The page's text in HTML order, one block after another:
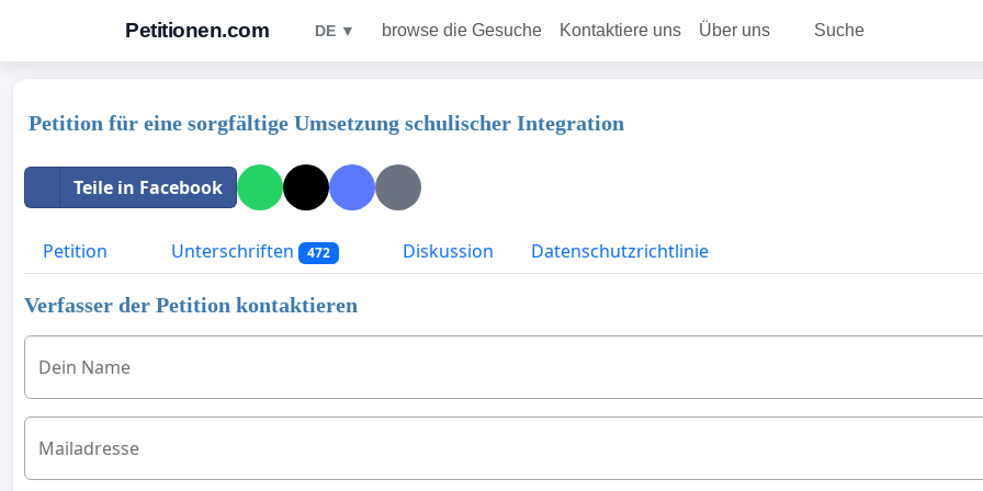
Petitionen.com DE ▼ browse die Gesuche Kontaktiere uns Über uns Suche
Petition für eine sorgfältige Umsetzung schulischer Integration
Teile in Facebook
Petition Unterschriften 472 Diskussion Datenschutzrichtlinie
Verfasser der Petition kontaktieren
Dein Name
Mailadresse